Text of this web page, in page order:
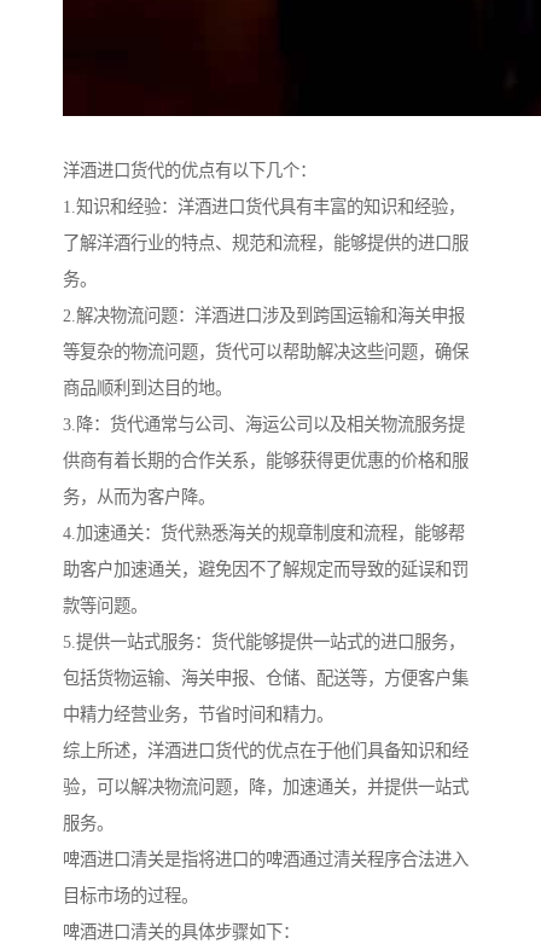
洋酒进口货代的优点有以下几个：
1.知识和经验：洋酒进口货代具有丰富的知识和经验，
了解洋酒行业的特点、规范和流程，能够提供的进口服
务。
2.解决物流问题：洋酒进口涉及到跨国运输和海关申报
等复杂的物流问题，货代可以帮助解决这些问题，确保
商品顺利到达目的地。
3.降：货代通常与公司、海运公司以及相关物流服务提
供商有着长期的合作关系，能够获得更优惠的价格和服
务，从而为客户降。
4.加速通关：货代熟悉海关的规章制度和流程，能够帮
助客户加速通关，避免因不了解规定而导致的延误和罚
款等问题。
5.提供一站式服务：货代能够提供一站式的进口服务，
包括货物运输、海关申报、仓储、配送等，方便客户集
中精力经营业务，节省时间和精力。
综上所述，洋酒进口货代的优点在于他们具备知识和经
验，可以解决物流问题，降，加速通关，并提供一站式
服务。
啤酒进口清关是指将进口的啤酒通过清关程序合法进入
目标市场的过程。
啤酒进口清关的具体步骤如下：